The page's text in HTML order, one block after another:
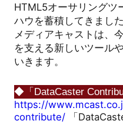
HTML5オーサリングツ
ハウを蓄積してきました
メディアキャストは、
を支える新しいツール
いきます。
◆「DataCaster
https://
contribute/ 「